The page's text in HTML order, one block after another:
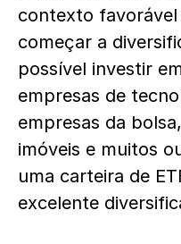
contexto
começar a
possível investir
empresas de
empresas da
imóveis e muitos
uma carteira de
excelente